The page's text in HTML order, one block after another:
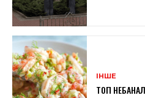
ІНШЕ
ТОП